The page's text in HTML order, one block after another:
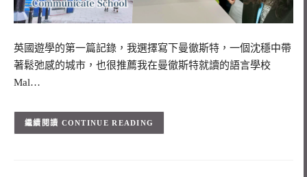
英國遊學的第一篇記錄，我選擇寫下曼徹斯特，一個沈穩中帶
著鬆弛感的城市，也很推薦我在曼徹斯特就讀的語言學校
Mal…
CONTINUE READING